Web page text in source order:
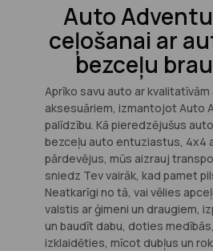
Auto
ceļošanai ar
bezceļu
Aprīko savu auto ar
aksesuāriem, izmantojot Auto
palīdzību. Kā pieredzējušus
bezceļu auto entuziastus, 4x4
pārdevējus, mūs aizrauj
sniedz Tev vairāk, kad pamet
Neatkarīgi no tā, vai vēlies
valstis ar ģimeni un draugiem,
un baudīt dabu, doties
izklaidēties, mīcot dubļus un